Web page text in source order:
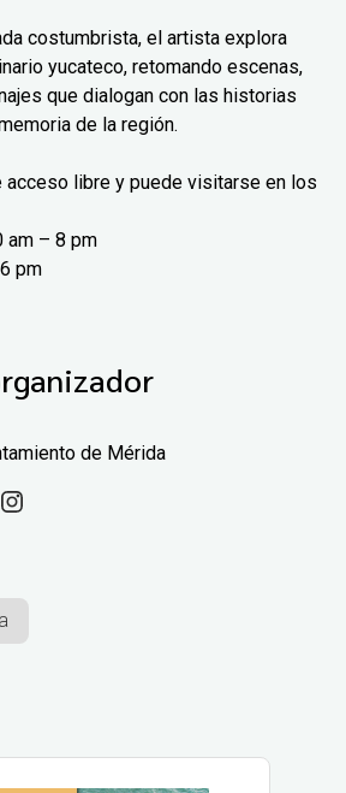
costumbrista, el artista explora
yucateco, retomando escenas,
que dialogan con las historias
de la región.
acceso libre y puede visitarse en los
am – 8 pm
pm
de Mérida